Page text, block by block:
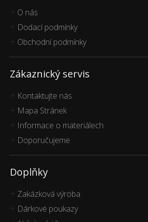
O nás
Dodací podmínky
Obchodní podmínky
Zákaznický servis
Kontaktujte nás
Mapa Stránek
Informace o materiálech
Doporučujeme
Doplňky
Zakázková výroba
Dárkové poukazy